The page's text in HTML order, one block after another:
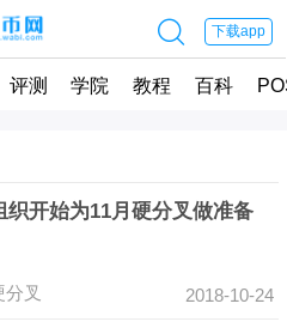
 下载app
评测 学院 教程 百科
织开始为11月硬分叉做准备
分叉 2018-10-24